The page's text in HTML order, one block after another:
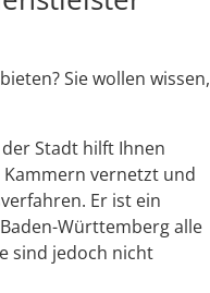
Sie wollen wissen,
Stadt hilft Ihnen
vernetzt und
Er ist ein
Württemberg alle
sind jedoch nicht